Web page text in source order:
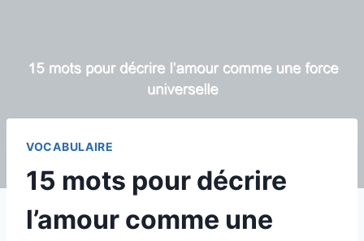
VOCABULAIRE
15 mots pour décrire
l’amour comme une